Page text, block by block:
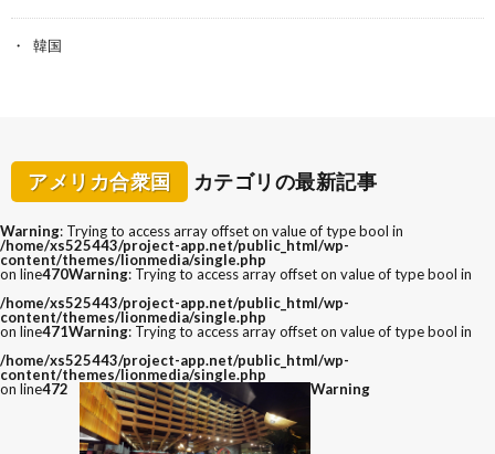
韓国
アメリカ合衆国 カテゴリの最新記事
Warning: Trying to access array offset on value of type bool in
/home/xs525443/project-app.net/public_html/wp-
content/themes/lionmedia/single.php
on line470Warning: Trying to access array offset on value of type bool in
/home/xs525443/project-app.net/public_html/wp-
content/themes/lionmedia/single.php
on line471Warning: Trying to access array offset on value of type bool in
/home/xs525443/project-app.net/public_html/wp-
content/themes/lionmedia/single.php
on line472 Warning